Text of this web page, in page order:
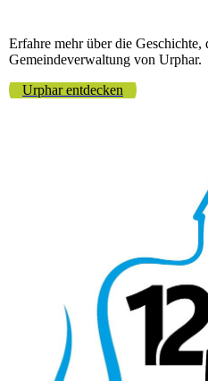
Erfahre mehr über die Geschichte,
Gemeindeverwaltung von Urphar.
Urphar entdecken